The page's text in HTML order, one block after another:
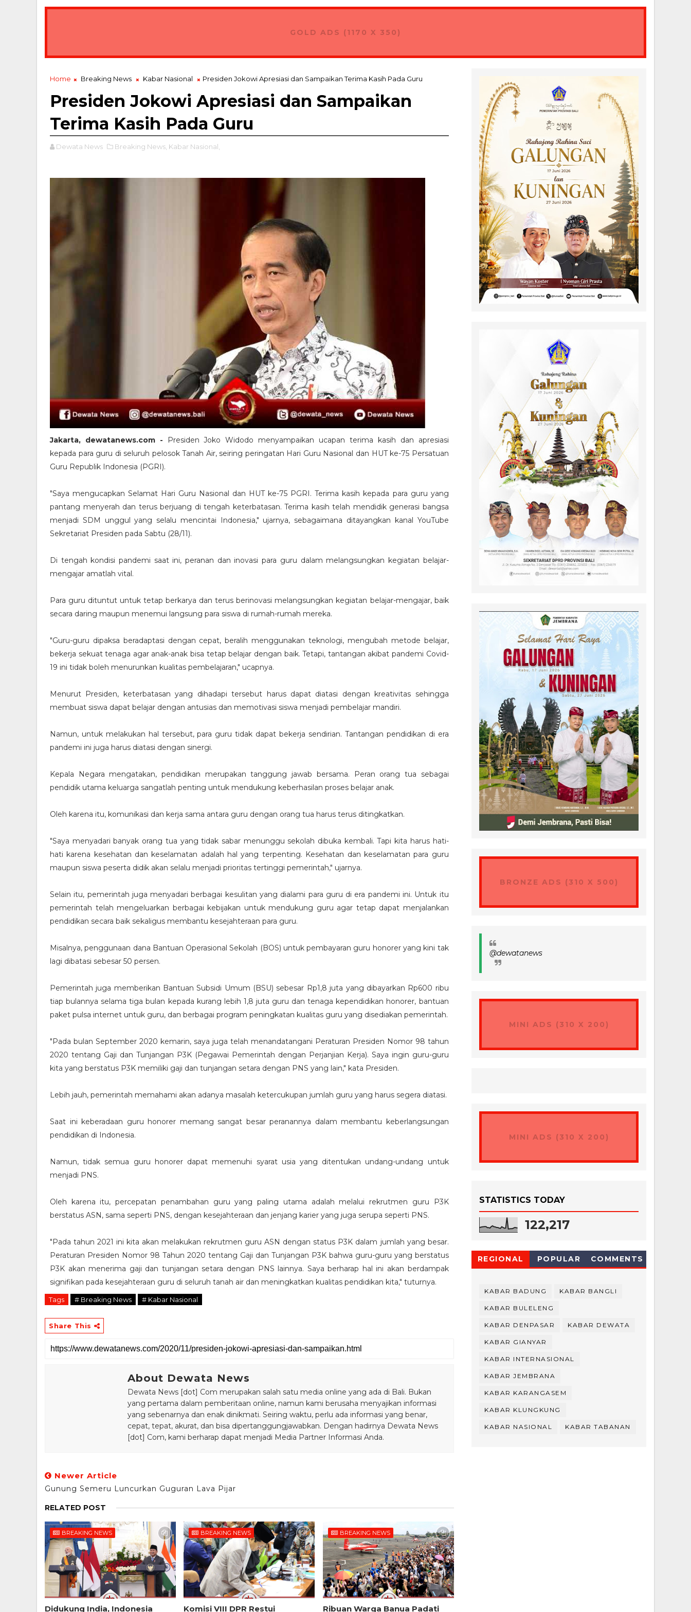
BREAKING NEWS Bawa Misi Lingkungan, Gubernur Koster Lepas Kontingan Pramuka Bali Menuju Jambore Nasional XII di Cibubur
GOLD ADS (1170 X 350)
Home Breaking News Kabar Nasional Presiden Jokowi Apresiasi dan Sampaikan Terima Kasih Pada Guru
Presiden Jokowi Apresiasi dan Sampaikan
Terima Kasih Pada Guru
Dewata News Breaking News, Kabar Nasional,
Jakarta, dewatanews.com -
Presiden Joko Widodo menyampaikan ucapan terima kasih dan apresiasi
kepada para guru di seluruh pelosok Tanah Air, seiring peringatan Hari Guru Nasional dan HUT ke-75 Persatuan
Guru Republik Indonesia (PGRI).
"Saya mengucapkan Selamat Hari Guru Nasional dan HUT ke-75 PGRI. Terima kasih kepada para guru yang
pantang menyerah dan terus berjuang di tengah keterbatasan. Terima kasih telah mendidik generasi bangsa
menjadi SDM unggul yang selalu mencintai Indonesia," ujarnya, sebagaimana ditayangkan kanal YouTube
Sekretariat Presiden pada Sabtu (28/11).
Di tengah kondisi pandemi saat ini, peranan dan inovasi para guru dalam melangsungkan kegiatan belajar-
mengajar amatlah vital.
Para guru dituntut untuk tetap berkarya dan terus berinovasi melangsungkan kegiatan belajar-mengajar, baik
secara daring maupun menemui langsung para siswa di rumah-rumah mereka.
"Guru-guru dipaksa beradaptasi dengan cepat, beralih menggunakan teknologi, mengubah metode belajar,
bekerja sekuat tenaga agar anak-anak bisa tetap belajar dengan baik. Tetapi, tantangan akibat pandemi Covid-
19 ini tidak boleh menurunkan kualitas pembelajaran," ucapnya.
Menurut Presiden, keterbatasan yang dihadapi tersebut harus dapat diatasi dengan kreativitas sehingga
membuat siswa dapat belajar dengan antusias dan memotivasi siswa menjadi pembelajar mandiri.
Namun, untuk melakukan hal tersebut, para guru tidak dapat bekerja sendirian. Tantangan pendidikan di era
pandemi ini juga harus diatasi dengan sinergi.
Kepala Negara mengatakan, pendidikan merupakan tanggung jawab bersama. Peran orang tua sebagai
pendidik utama keluarga sangatlah penting untuk mendukung keberhasilan proses belajar anak.
Oleh karena itu, komunikasi dan kerja sama antara guru dengan orang tua harus terus ditingkatkan.
"Saya menyadari banyak orang tua yang tidak sabar menunggu sekolah dibuka kembali. Tapi kita harus hati-
hati karena kesehatan dan keselamatan adalah hal yang terpenting. Kesehatan dan keselamatan para guru
maupun siswa peserta didik akan selalu menjadi prioritas tertinggi pemerintah," ujarnya.
Selain itu, pemerintah juga menyadari berbagai kesulitan yang dialami para guru di era pandemi ini. Untuk itu
pemerintah telah mengeluarkan berbagai kebijakan untuk mendukung guru agar tetap dapat menjalankan
pendidikan secara baik sekaligus membantu kesejahteraan para guru.
Misalnya, penggunaan dana Bantuan Operasional Sekolah (BOS) untuk pembayaran guru honorer yang kini tak
lagi dibatasi sebesar 50 persen.
Pemerintah juga memberikan Bantuan Subsidi Umum (BSU) sebesar Rp1,8 juta yang dibayarkan Rp600 ribu
tiap bulannya selama tiga bulan kepada kurang lebih 1,8 juta guru dan tenaga kependidikan honorer, bantuan
paket pulsa internet untuk guru, dan berbagai program peningkatan kualitas guru yang disediakan pemerintah.
"Pada bulan September 2020 kemarin, saya juga telah menandatangani Peraturan Presiden Nomor 98 tahun
2020 tentang Gaji dan Tunjangan P3K (Pegawai Pemerintah dengan Perjanjian Kerja). Saya ingin guru-guru
kita yang berstatus P3K memiliki gaji dan tunjangan setara dengan PNS yang lain," kata Presiden.
Lebih jauh, pemerintah memahami akan adanya masalah ketercukupan jumlah guru yang harus segera diatasi.
Saat ini keberadaan guru honorer memang sangat besar peranannya dalam membantu keberlangsungan
pendidikan di Indonesia.
Namun, tidak semua guru honorer dapat memenuhi syarat usia yang ditentukan undang-undang untuk
menjadi PNS.
Oleh karena itu, percepatan penambahan guru yang paling utama adalah melalui rekrutmen guru P3K
berstatus ASN, sama seperti PNS, dengan kesejahteraan dan jenjang karier yang juga serupa seperti PNS.
"Pada tahun 2021 ini kita akan melakukan rekrutmen guru ASN dengan status P3K dalam jumlah yang besar.
Peraturan Presiden Nomor 98 Tahun 2020 tentang Gaji dan Tunjangan P3K bahwa guru-guru yang berstatus
P3K akan menerima gaji dan tunjangan setara dengan PNS lainnya. Saya berharap hal ini akan berdampak
signifikan pada kesejahteraan guru di seluruh tanah air dan meningkatkan kualitas pendidikan kita," tuturnya.
Tags # Breaking News # Kabar Nasional
Share This
About Dewata News
Dewata News [dot] Com merupakan salah satu media online yang ada di Bali. Bukan
yang pertama dalam pemberitaan online, namun kami berusaha menyajikan informasi
yang sebenarnya dan enak dinikmati. Seiring waktu, perlu ada informasi yang benar,
cepat, tepat, akurat, dan bisa dipertanggungjawabkan. Dengan hadirnya Dewata News
[dot] Com, kami berharap dapat menjadi Media Partner Informasi Anda.
Newer Article
Gunung Semeru Luncurkan Guguran Lava Pijar
RELATED POST
BREAKING NEWS
Didukung India, Indonesia
BREAKING NEWS
Komisi VIII DPR Restui
BREAKING NEWS
Ribuan Warga Banua Padati
BRONZE ADS (310 X 500)
@dewatanews
MINI ADS (310 X 200)
MINI ADS (310 X 200)
STATISTICS TODAY
122,217
REGIONAL POPULAR COMMENTS
KABAR BADUNG KABAR BANGLI
KABAR BULELENG
KABAR DENPASAR KABAR DEWATA
KABAR GIANYAR
KABAR INTERNASIONAL
KABAR JEMBRANA
KABAR KARANGASEM
KABAR KLUNGKUNG
KABAR NASIONAL KABAR TABANAN